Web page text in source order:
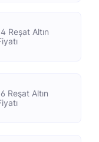
Reşat Altın
Reşat Altın